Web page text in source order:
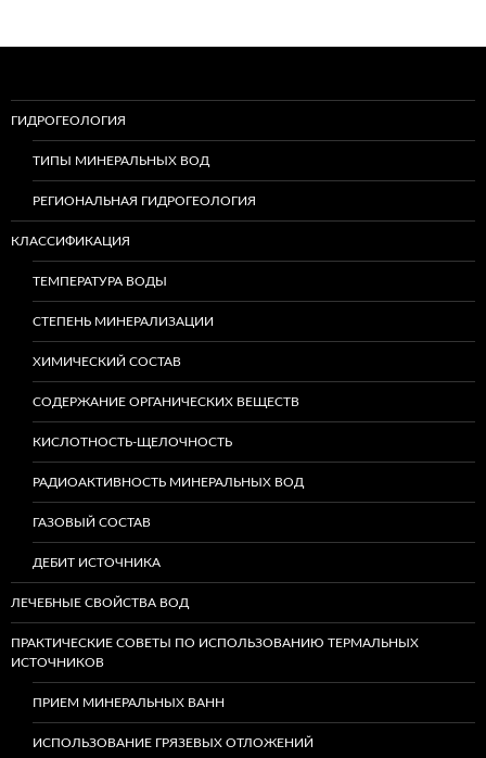
ГИДРОГЕОЛОГИЯ
ТИПЫ МИНЕРАЛЬНЫХ ВОД
РЕГИОНАЛЬНАЯ ГИДРОГЕОЛОГИЯ
КЛАССИФИКАЦИЯ
ТЕМПЕРАТУРА ВОДЫ
СТЕПЕНЬ МИНЕРАЛИЗАЦИИ
ХИМИЧЕСКИЙ СОСТАВ
СОДЕРЖАНИЕ ОРГАНИЧЕСКИХ ВЕЩЕСТВ
КИСЛОТНОСТЬ-ЩЕЛОЧНОСТЬ
РАДИОАКТИВНОСТЬ МИНЕРАЛЬНЫХ ВОД
ГАЗОВЫЙ СОСТАВ
ДЕБИТ ИСТОЧНИКА
ЛЕЧЕБНЫЕ СВОЙСТВА ВОД
ПРАКТИЧЕСКИЕ СОВЕТЫ ПО ИСПОЛЬЗОВАНИЮ ТЕРМАЛЬНЫХ
ИСТОЧНИКОВ
ПРИЕМ МИНЕРАЛЬНЫХ ВАНН
ИСПОЛЬЗОВАНИЕ ГРЯЗЕВЫХ ОТЛОЖЕНИЙ